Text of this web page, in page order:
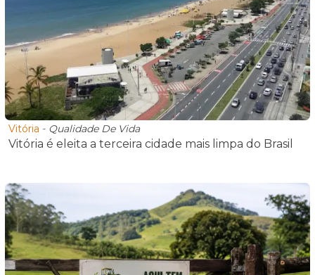
Vitória - Qualidade De Vida
Vitória é eleita a terceira cidade mais limpa do Brasil